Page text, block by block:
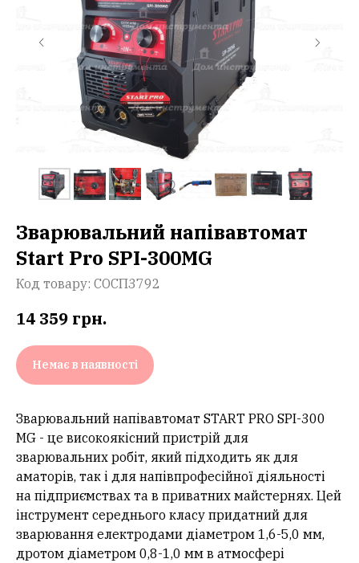
Зварювальний напівавтомат
Start Pro SPI-300MG
Код товару: СОСП3792
14 359 грн.
Немає в наявності
Зварювальний напівавтомат START PRO SPI-300
MG - це високоякісний пристрій для
зварювальних робіт, який підходить як для
аматорів, так і для напівпрофесійної діяльності
на підприємствах та в приватних майстернях. Цей
інструмент середнього класу придатний для
зварювання електродами діаметром 1,6-5,0 мм,
дротом діаметром 0,8-1,0 мм в атмосфері